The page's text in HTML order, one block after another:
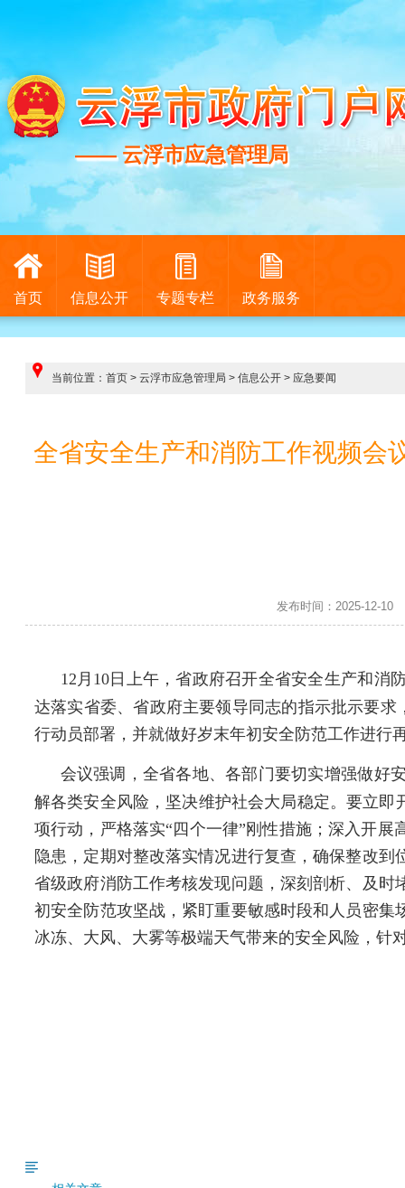
—— 云浮市应急管理局
—— 云浮市应急管理局
首页 信息公开 专题专栏 政务服务
当前位置： 首页 > 云浮市应急管理局 > 信息公开 > 应急要闻
全省安全生产和消防工作视频会
发布时间：2025-12-
12月10日上午，省政府召开全省安全生产和消
达落实省委、省政府主要领导同志的指示批示要求
行动员部署，并就做好岁末年初安全防范工作进行
会议强调，全省各地、各部门要切实增强做好
解各类安全风险，坚决维护社会大局稳定。要立
项行动，严格落实“四个一律”刚性措施；深入开
隐患，定期对整改落实情况进行复查，确保整改
省级政府消防工作考核发现问题，深刻剖析、及
初安全防范攻坚战，紧盯重要敏感时段和人员密
冰冻、大风、大雾等极端天气带来的安全风险，针